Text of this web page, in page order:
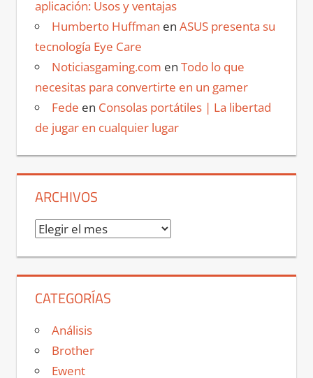
aplicación: Usos y ventajas
Humberto Huffman en ASUS presenta su
tecnología Eye Care
Noticiasgaming.com en Todo lo que
necesitas para convertirte en un gamer
Fede en Consolas portátiles | La libertad
de jugar en cualquier lugar
ARCHIVOS
Archivos
CATEGORÍAS
Análisis
Brother
Ewent